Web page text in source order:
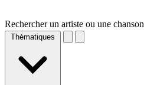
Rechercher un artiste ou une chanson
Thématiques